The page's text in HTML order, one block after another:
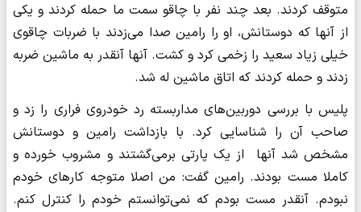
متوقف کردند. بعد چند نفر با چاقو سمت ما حمله کردند و یکی
از آنها که دوستانش، او را رامین صدا می‌زدند با ضربات چاقوی
خیلی زیاد سعید را زخمی کرد و کشت. آنها آنقدر به ماشین ضربه
زدند و حمله کردند که اتاق ماشین له شد.
پلیس با بررسی دوربین‌های مداربسته رد خودروی فراری را زد و
صاحب آن را شناسایی کرد. با بازداشت رامین و دوستانش
مشخص شد آنها از یک پارتی برمی‌گشتند و مشروب خورده و
کاملا مست بودند. رامین گفت: من اصلا متوجه کارهای خودم
نبودم. آنقدر مست بودم که نمی‌توانستم خودم را کنترل کنم.